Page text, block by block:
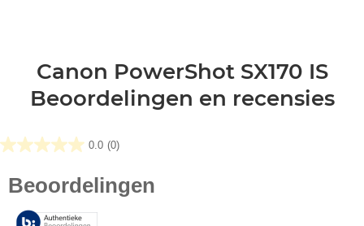
Canon PowerShot SX170 IS
Beoordelingen en recensies
0.0 (0)
0.0
de
sterren.